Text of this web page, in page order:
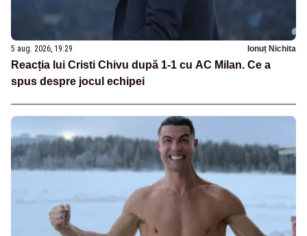
5 aug. 2026, 19:29 Ionuț Nichita
Reacția lui Cristi Chivu după 1-1 cu AC Milan. Ce a
spus despre jocul echipei